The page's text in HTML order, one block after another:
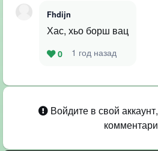
Fhdijn
Хас, хьо борш вац
0 1 год назад
Войдите в свой